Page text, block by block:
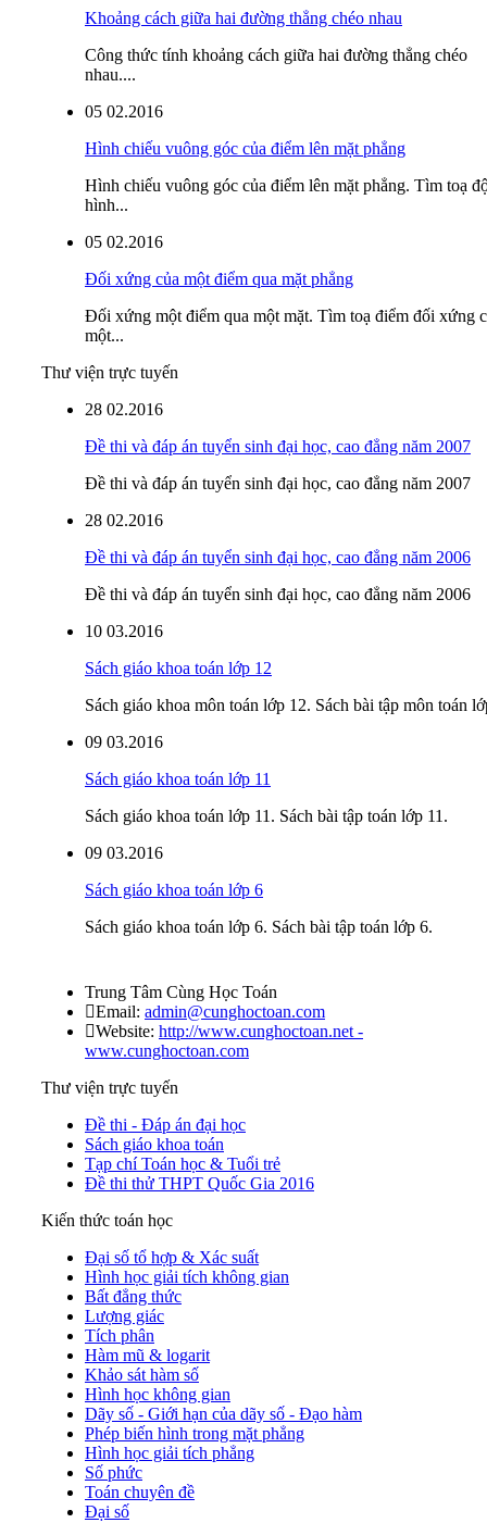
Khoảng cách giữa hai đường thẳng chéo nhau
Công thức tính khoảng cách giữa hai đường thẳng chéo
nhau....
05 02.2016
Hình chiếu vuông góc của điểm lên mặt phẳng
Hình chiếu vuông góc của điểm lên mặt phẳng. Tìm toạ
hình...
05 02.2016
Đối xứng của một điểm qua mặt phẳng
Đối xứng một điểm qua một mặt. Tìm toạ điểm đối xứng
một...
Thư viện trực tuyến
28 02.2016
Đề thi và đáp án tuyển sinh đại học, cao đẳng năm 2007
Đề thi và đáp án tuyển sinh đại học, cao đẳng năm 2007
28 02.2016
Đề thi và đáp án tuyển sinh đại học, cao đẳng năm 2006
Đề thi và đáp án tuyển sinh đại học, cao đẳng năm 2006
10 03.2016
Sách giáo khoa toán lớp 12
Sách giáo khoa môn toán lớp 12. Sách bài tập môn toán
09 03.2016
Sách giáo khoa toán lớp 11
Sách giáo khoa toán lớp 11. Sách bài tập toán lớp 11.
09 03.2016
Sách giáo khoa toán lớp 6
Sách giáo khoa toán lớp 6. Sách bài tập toán lớp 6.
Trung Tâm Cùng Học Toán
Email: admin@cunghoctoan.com
Website: http://www.cunghoctoan.net -
www.cunghoctoan.com
Thư viện trực tuyến
Đề thi - Đáp án đại học
Sách giáo khoa toán
Tạp chí Toán học & Tuổi trẻ
Đề thi thử THPT Quốc Gia 2016
Kiến thức toán học
Đại số tổ hợp & Xác suất
Hình học giải tích không gian
Bất đẳng thức
Lượng giác
Tích phân
Hàm mũ & logarit
Khảo sát hàm số
Hình học không gian
Dãy số - Giới hạn của dãy số - Đạo hàm
Phép biến hình trong mặt phẳng
Hình học giải tích phẳng
Số phức
Toán chuyên đề
Đại số